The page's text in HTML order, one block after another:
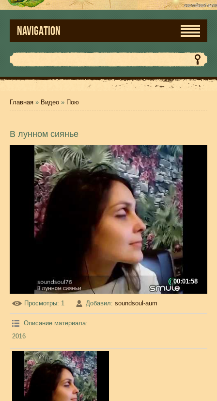
NAVIGATION
Главная » Видео » Пою
В лунном сиянье
00:01:58
Просмотры: 1 Добавил: soundsoul-aum
Описание материала:
2016